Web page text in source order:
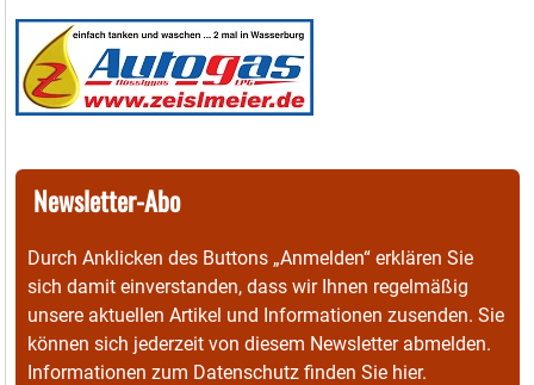
Newsletter-Abo
Durch Anklicken des Buttons „Anmelden“ erklären Sie
sich damit einverstanden, dass wir Ihnen regelmäßig
unsere aktuellen Artikel und Informationen zusenden. Sie
können sich jederzeit von diesem Newsletter abmelden.
Informationen zum Datenschutz finden Sie hier.